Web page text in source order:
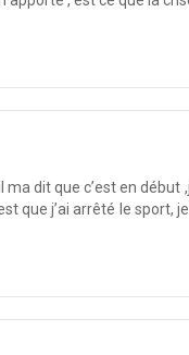
dit que c’est en début
que j’ai arrêté le sport,